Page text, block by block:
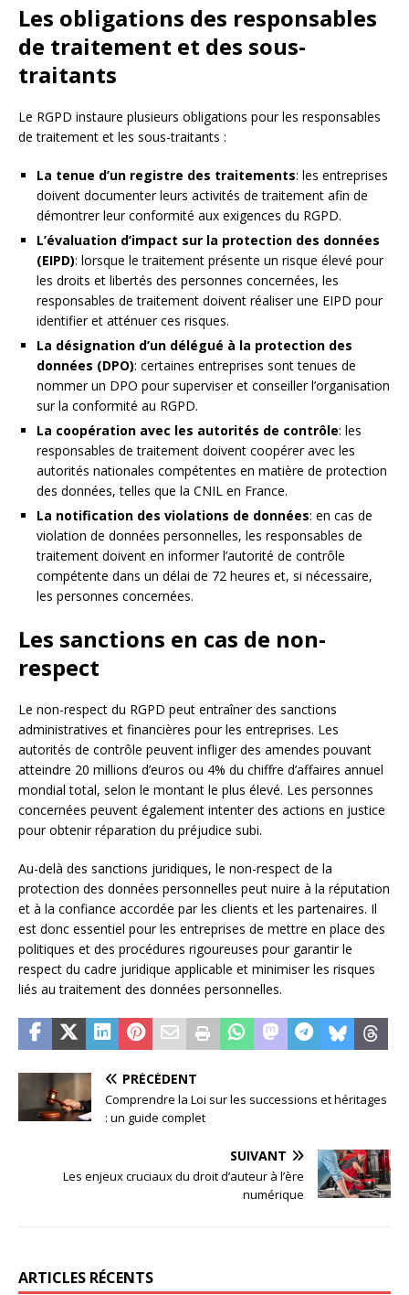
Les obligations des responsables
de traitement et des sous-
traitants
Le RGPD instaure plusieurs obligations pour les responsables
de traitement et les sous-traitants :
La tenue d’un registre des traitements: les entreprises
doivent documenter leurs activités de traitement afin de
démontrer leur conformité aux exigences du RGPD.
L’évaluation d’impact sur la protection des données
(EIPD): lorsque le traitement présente un risque élevé pour
les droits et libertés des personnes concernées, les
responsables de traitement doivent réaliser une EIPD pour
identifier et atténuer ces risques.
La désignation d’un délégué à la protection des
données (DPO): certaines entreprises sont tenues de
nommer un DPO pour superviser et conseiller l’organisation
sur la conformité au RGPD.
La coopération avec les autorités de contrôle: les
responsables de traitement doivent coopérer avec les
autorités nationales compétentes en matière de protection
des données, telles que la CNIL en France.
La notification des violations de données: en cas de
violation de données personnelles, les responsables de
traitement doivent en informer l’autorité de contrôle
compétente dans un délai de 72 heures et, si nécessaire,
les personnes concernées.
Les sanctions en cas de non-
respect
Le non-respect du RGPD peut entraîner des sanctions
administratives et financières pour les entreprises. Les
autorités de contrôle peuvent infliger des amendes pouvant
atteindre 20 millions d’euros ou 4% du chiffre d’affaires annuel
mondial total, selon le montant le plus élevé. Les personnes
concernées peuvent également intenter des actions en justice
pour obtenir réparation du préjudice subi.
Au-delà des sanctions juridiques, le non-respect de la
protection des données personnelles peut nuire à la réputation
et à la confiance accordée par les clients et les partenaires. Il
est donc essentiel pour les entreprises de mettre en place des
politiques et des procédures rigoureuses pour garantir le
respect du cadre juridique applicable et minimiser les risques
liés au traitement des données personnelles.
PRÉCÉDENT
Comprendre la Loi sur les successions et héritages
: un guide complet
SUIVANT
Les enjeux cruciaux du droit d’auteur à l’ère
numérique
ARTICLES RÉCENTS